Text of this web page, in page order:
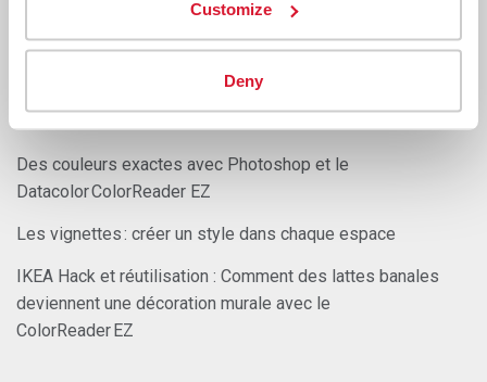
Customize
Deny
Questions et Réponses : La couleur de l’année 2023 de
Des couleurs exactes avec Photoshop et le
Datacolor ColorReader EZ
Les vignettes : créer un style dans chaque espace
IKEA Hack et réutilisation : Comment des lattes banales
deviennent une décoration murale avec le
ColorReader EZ